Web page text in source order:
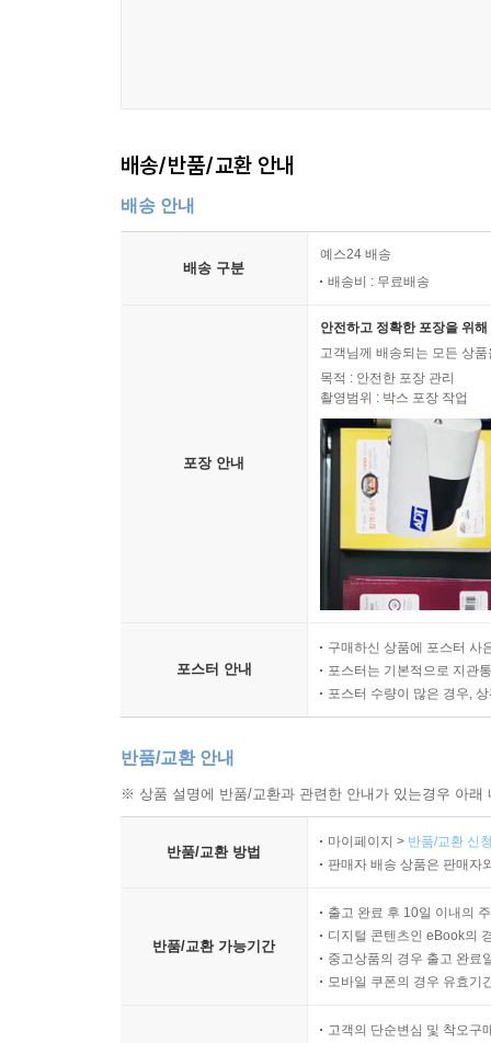
배송/반품/교환 안내
배송 안내
배송 구분
예스24 배송
배송비 : 무료배송
포장 안내
안전하고 정확한 포장을 위
고객님께 배송되는 모든 상
목적 : 안전한 포장 관리
촬영범위 : 박스 포장 작업
포스터 안내
구매하신 상품에 포스터 사
포스터는 기본적으로 지관
포스터 수량이 많은 경우,
반품/교환 안내
※ 상품 설명에 반품/교환과 관련한 안내가 있는경우 아
반품/교환 방법
마이페이지 > 반품/교환 신
판매자 배송 상품은 판매자
반품/교환 가능기간
출고 완료 후 10일 이내의
디지털 콘텐츠인 eBook의
중고상품의 경우 출고 완료
모바일 쿠폰의 경우 유효기
고객의 단순변심 및 착오구